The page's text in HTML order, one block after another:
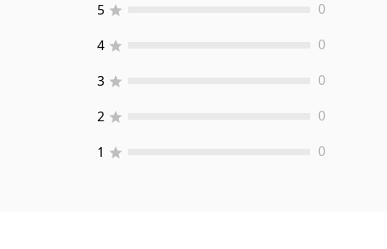
5 0
4 0
3 0
2 0
1
0